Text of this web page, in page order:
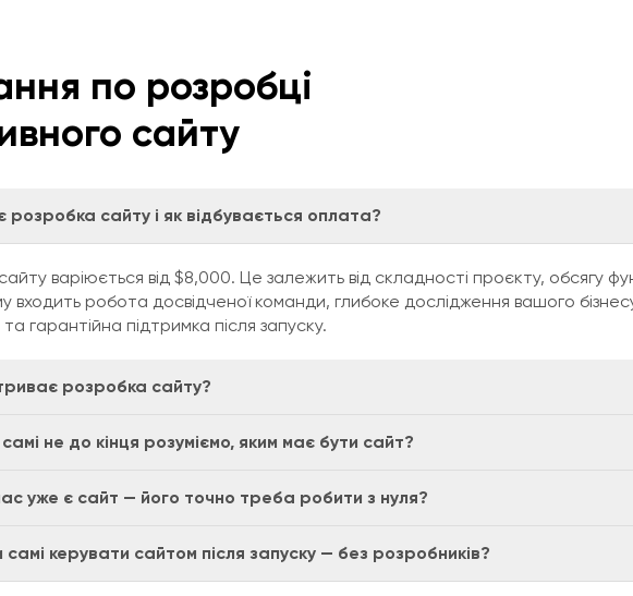
по розробці
сайту
розробка сайту і як відбувається оплата?
варіюється від $8,000. Це залежить від складності проєкту, обсягу
входить робота досвідченої команди, глибоке дослідження вашого
гарантійна підтримка після запуску.
розробка сайту?
не до кінця розуміємо, яким має бути сайт?
уже є сайт — його точно треба робити з нуля?
керувати сайтом після запуску — без розробників?